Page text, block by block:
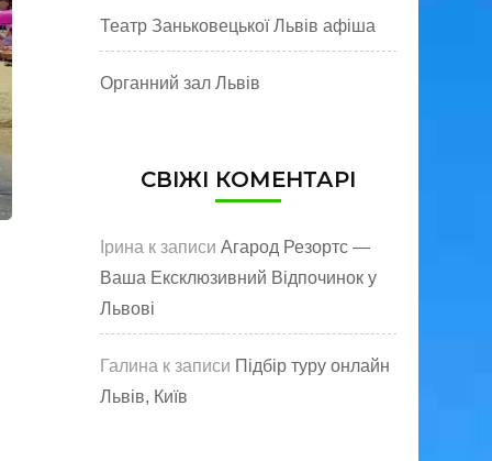
Театр Заньковецької Львів афіша
Органний зал Львів
СВІЖІ КОМЕНТАРІ
Ірина к записи Агарод Резортс —
Ваша Ексклюзивний Відпочинок у
Львові
Галина к записи Підбір туру онлайн
Львів, Київ